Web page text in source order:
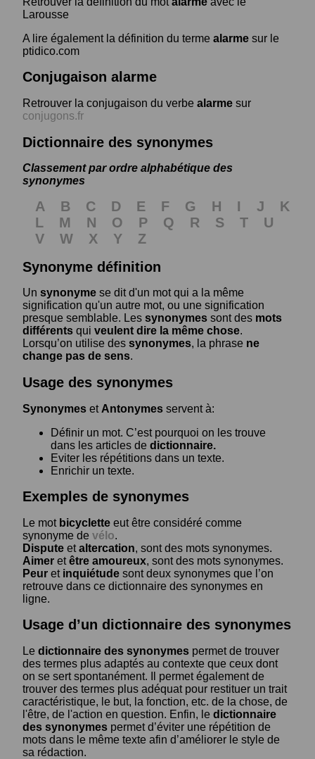
Larousse
A lire également la définition du terme alarme sur le
ptidico.com
Conjugaison alarme
Retrouver la conjugaison du verbe alarme sur
conjugons.fr
Dictionnaire des synonymes
Classement par ordre alphabétique des
synonymes
A B C D E F G H I J
K
L
M N O P Q R S T
U
V
W X Y
Z
Synonyme définition
Un synonyme se dit d'un mot qui a la même
signification qu'un autre mot, ou une signification
presque semblable. Les synonymes sont des mots
différents qui veulent dire la même chose.
Lorsqu’on utilise des synonymes, la phrase ne
change pas de sens.
Usage des synonymes
Synonymes et Antonymes servent à:
Définir un mot. C’est pourquoi on les trouve
dans les articles de dictionnaire.
Eviter les répétitions dans un texte.
Enrichir un texte.
Exemples de synonymes
Le mot bicyclette eut être considéré comme
synonyme de vélo.
Dispute etaltercation, sont des mots synonymes.
Aimer etêtre amoureux, sont des mots synonymes.
Peur et inquiétude sont deux synonymes que l’on
retrouve dans ce dictionnaire des synonymes en
ligne.
Usage d’un dictionnaire des synonymes
Le dictionnaire des synonymes permet de trouver
des termes plus adaptés au contexte que ceux dont
on se sert spontanément. Il permet également de
trouver des termes plus adéquat pour restituer un trait
caractéristique, le but, la fonction, etc. de la chose, de
l'être, de l'action en question. Enfin, le dictionnaire
des synonymes permet d’éviter une répétition de
mots dans le même texte afin d’améliorer le style de
sa rédaction.